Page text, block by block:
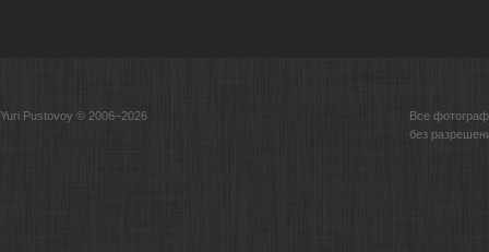
Yuri Pustovoy © 2006–2026
Все
без